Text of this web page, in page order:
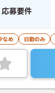
応募要件
なめ 日勤のみ